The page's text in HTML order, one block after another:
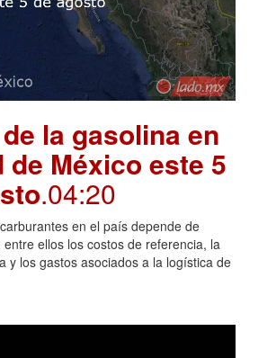
la gasolina en
de México este 5
.04:20
en el país depende de
ellos los costos de referencia, la
y los gastos asociados a la logística de